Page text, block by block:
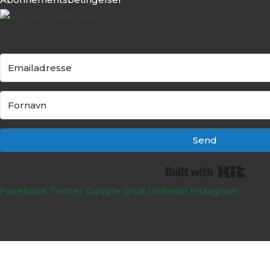
Send
Facebook Twitter Google-plus Linkedin Instagram